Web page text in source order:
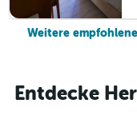
Weitere
Entdecke